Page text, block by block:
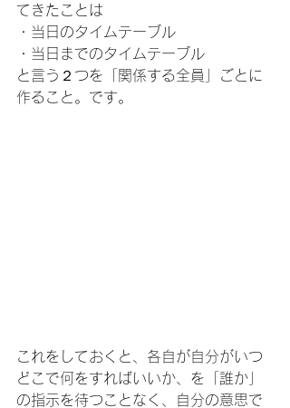
てきたことは
・当日のタイムテーブル
・当日までのタイムテーブル
と言う２つを「関係する全員」ごとに
作ること。です。
これをしておくと、各自が自分がいつ
どこで何をすればいいか、を「誰か」
の指示を待つことなく、自分の意思で